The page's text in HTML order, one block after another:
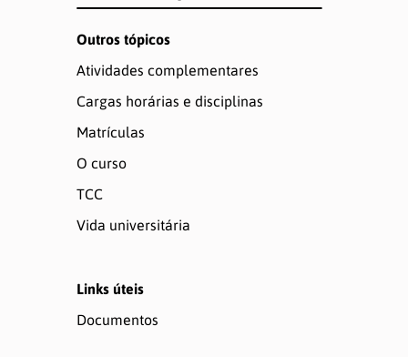
Outros tópicos
Atividades complementares
Cargas horárias e disciplinas
Matrículas
O curso
TCC
Vida universitária
Links úteis
Documentos